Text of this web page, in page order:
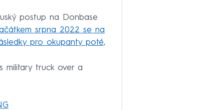
postup na Donbase
srpna 2022 se na
pro okupanty poté,
military truck over a